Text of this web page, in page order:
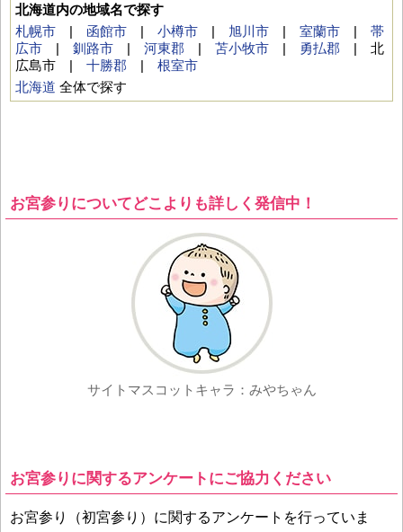
北海道内の地域名で探す
札幌市 | 函館市 | 小樽市 | 旭川市 | 室蘭市 | 帯
広市 | 釧路市 | 河東郡 | 苫小牧市 | 勇払郡 | 北
広島市 | 十勝郡 | 根室市
北海道 全体で探す
お宮参りについてどこよりも詳しく発信中！
サイトマスコットキャラ：みやちゃん
お宮参りに関するアンケートにご協力ください
お宮参り（初宮参り）に関するアンケートを行っていま